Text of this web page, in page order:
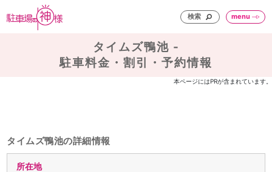
検索 menu
タイムズ鴨池 -
駐車料金・割引・予約情報
本ページにはPRが含まれています。
タイムズ鴨池の詳細情報
所在地